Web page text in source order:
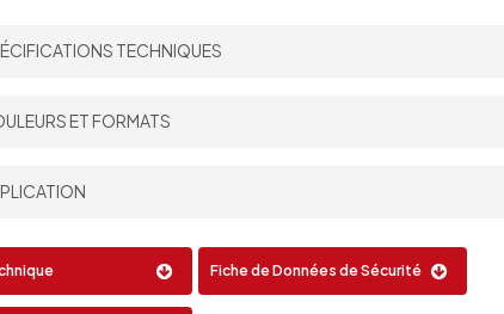
TECHNIQUES
Théorique:
de Mélange par volume:
ET FORMATS
Fiche de Données de Sécurité